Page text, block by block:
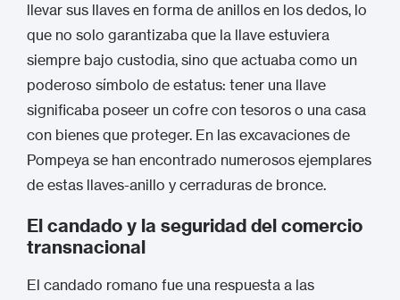
llevar sus llaves en forma de anillos en los dedos, lo
que no solo garantizaba que la llave estuviera
siempre bajo custodia, sino que actuaba como un
poderoso símbolo de estatus: tener una llave
significaba poseer un cofre con tesoros o una casa
con bienes que proteger. En las excavaciones de
Pompeya se han encontrado numerosos ejemplares
de estas llaves-anillo y cerraduras de bronce.
El candado y la seguridad del comercio
transnacional
El candado romano fue una respuesta a las